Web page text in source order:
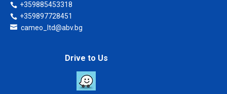
+359885453318
+359897728451
cameo_ltd@abv.bg
Drive to Us